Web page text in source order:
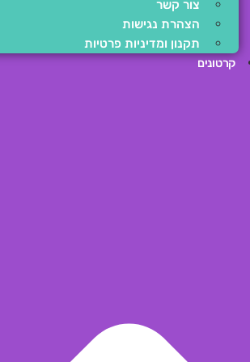
צור קשר
הצהרת נגישות
תקנון ומדיניות פרטיות
קרטונים